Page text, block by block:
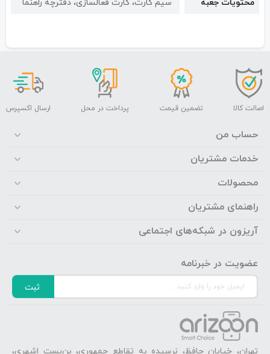
محتویات جعبه سیم کارت، کارت فعالسازی، دفترچه راهنما
اصالت کالا تضمین قیمت پرداخت در محل ارسال اکسپرس
حساب من
خدمات مشتریان
محصولات
راهنمای مشتریان
آریزون در شبکه‌های اجتماعی
عضویت در خبرنامه
ثبت
تهران، خیابان حافظ، نرسیده به تقاطع جمهوری، بن‌بست اشهری،